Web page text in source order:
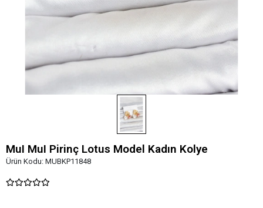
MuI MuI Pirinç Lotus Model Kadın Kolye
Ürün Kodu: MUBKP11848